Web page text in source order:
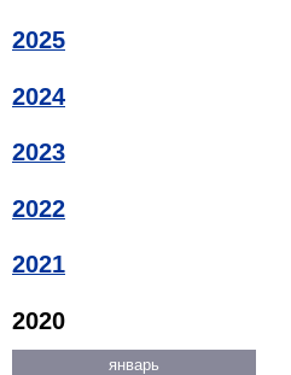
2025
2024
2023
2022
2021
2020
январь